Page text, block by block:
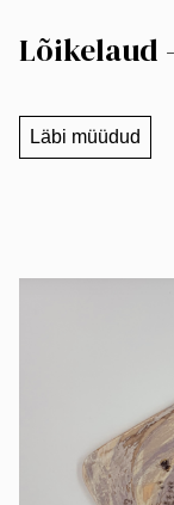
Lõikelaud
Läbi müüdud